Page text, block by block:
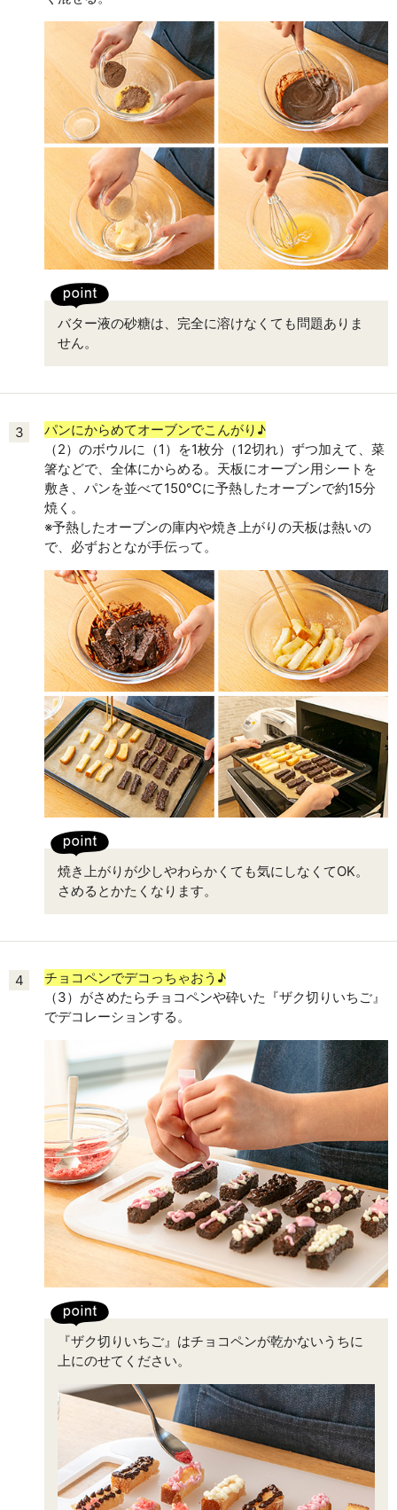
バター液の砂糖は、完全に溶けなくても問題ありま
せん。
3
パンにからめてオーブンでこんがり♪
（2）のボウルに（1）を1枚分（12切れ）ずつ加えて、菜
箸などで、全体にからめる。天板にオーブン用シートを
敷き、パンを並べて150℃に予熱したオーブンで約15分
焼く。
※予熱したオーブンの庫内や焼き上がりの天板は熱いの
で、必ずおとなが手伝って。
焼き上がりが少しやわらかくても気にしなくてOK。
さめるとかたくなります。
4
チョコペンでデコっちゃおう♪
（3）がさめたらチョコペンや砕いた『ザク切りいちご』
でデコレーションする。
『ザク切りいちご』はチョコペンが乾かないうちに
上にのせてください。